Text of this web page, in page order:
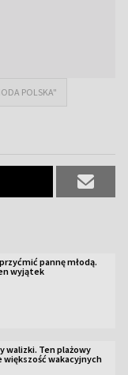
POLSKA"
pannę młodą.
wyjątek
walizki. Ten plażowy
wakacyjnych